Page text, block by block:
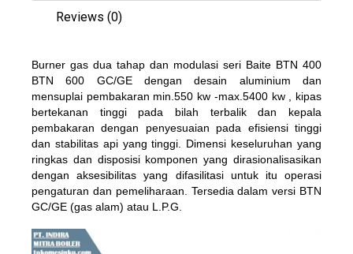
Reviews (0)
Burner gas dua tahap dan modulasi seri Baite BTN 400
BTN 600 GC/GE dengan desain aluminium dan
mensuplai pembakaran min.550 kw -max.5400 kw , kipas
bertekanan tinggi pada bilah terbalik dan kepala
pembakaran dengan penyesuaian pada efisiensi tinggi
dan stabilitas api yang tinggi. Dimensi keseluruhan yang
ringkas dan disposisi komponen yang dirasionalisasikan
dengan aksesibilitas yang difasilitasi untuk itu operasi
pengaturan dan pemeliharaan. Tersedia dalam versi BTN
GC/GE (gas alam) atau L.P.G.